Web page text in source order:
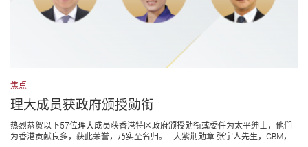
焦点
理大成员获政府颁授勋衔
热烈恭贺以下57位理大成员获香港特区政府颁授勋衔或委任为太平绅士，他们
为香港贡献良多，获此荣誉，乃实至名归。 大紫荆勋章 张宇人先生，GBM，...